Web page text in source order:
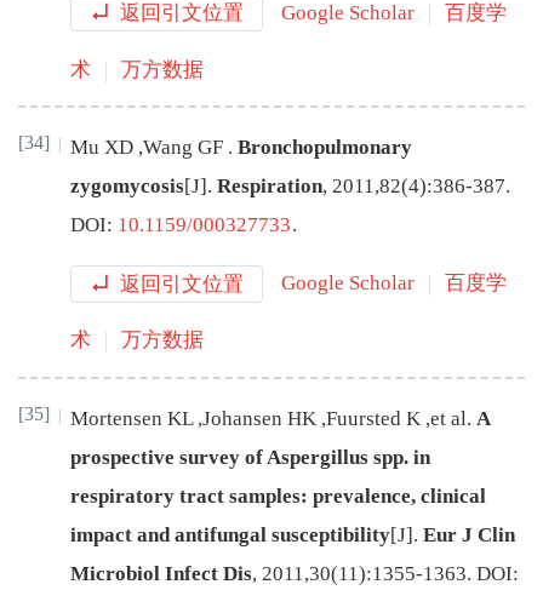
返回引文位置 Google Scholar 百度学
术 万方数据
[34] Mu XD ,Wang GF . Bronchopulmonary
zygomycosis[J] . Respiration, 2011,82(4):386-387.
DOI: 10.1159/000327733.
返回引文位置 Google Scholar 百度学
术 万方数据
[35] Mortensen KL ,Johansen HK ,Fuursted K ,et al. A
prospective survey of Aspergillus spp. in
respiratory tract samples: prevalence, clinical
impact and antifungal susceptibility[J]. Eur J Clin
Microbiol Infect Dis, 2011 ,30(11):1355-1363. DOI: